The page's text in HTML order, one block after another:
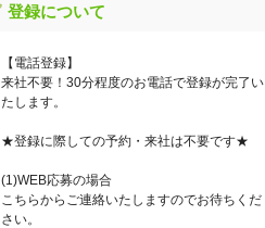
登録について
【電話登録】
来社不要！30分程度のお電話で登録が完了い
たします。
★登録に際しての予約・来社は不要です★
(1)WEB応募の場合
こちらからご連絡いたしますのでお待ちくだ
さい。